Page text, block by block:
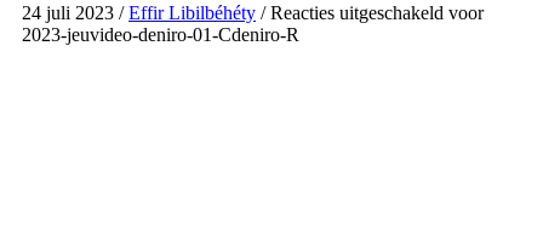
24 juli 2023 /Effir Libilbéhéty /Reacties uitgeschakeld voor
2023-jeuvideo-deniro-01-Cdeniro-R